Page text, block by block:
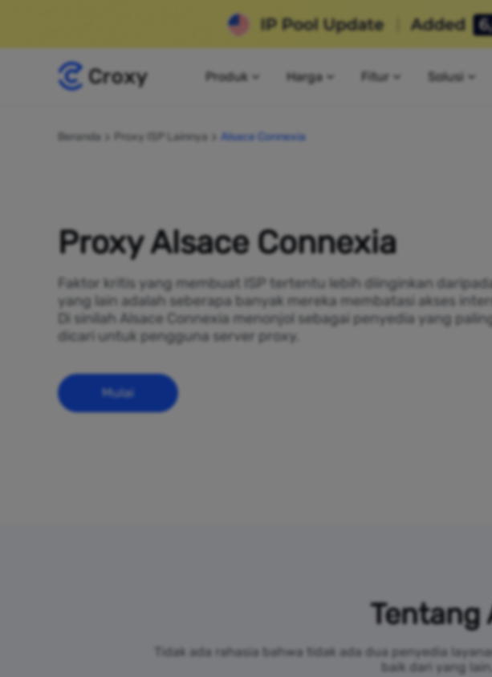
Produk Harga Fitur Solusi
Beranda Proxy ISP Lainnya Alsace Connexia
Proxy Alsace Connexia
Faktor kritis yang membuat ISP tertentu lebih diinginkan
yang lain adalah seberapa banyak mereka membatasi akses
Di sinilah Alsace Connexia menonjol sebagai penyedia yang
dicari untuk pengguna server proxy.
Mulai
Tentang
Tidak ada rahasia bahwa tidak ada dua penyedia
baik dari yang